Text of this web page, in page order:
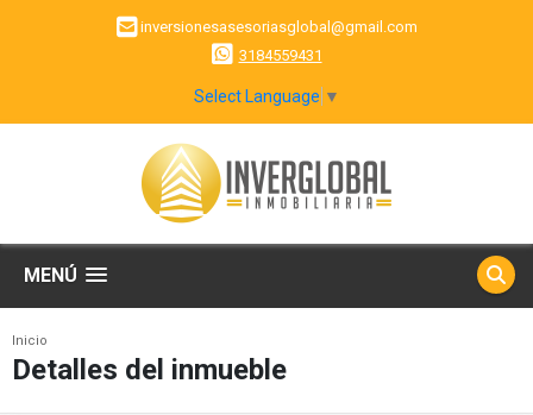
inversionesasesoriasglobal@gmail.com
3184559431
Select Language ▼
MENÚ
Inicio
Detalles del inmueble